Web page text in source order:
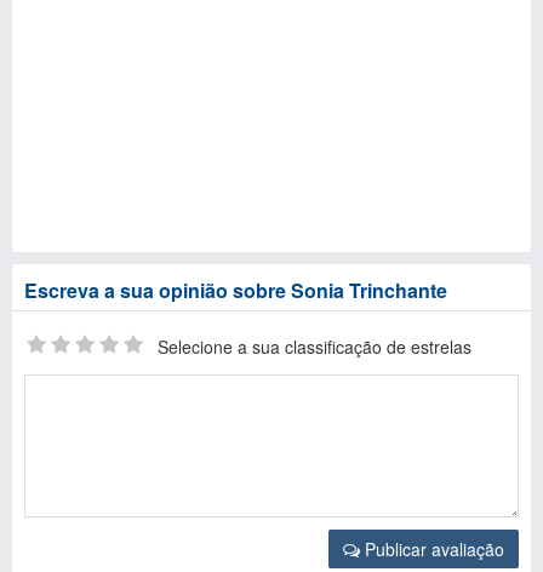
Escreva a sua opinião sobre Sonia Trinchante
Selecione a sua classificação de estrelas
Publicar avaliação